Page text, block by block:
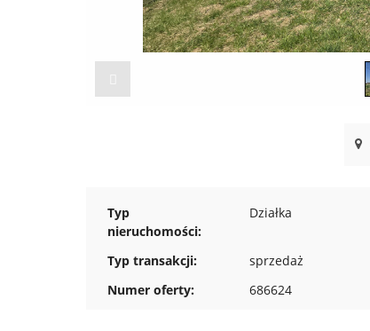
Typ
nieruchomości:
Działka
Typ transakcji: sprzedaż
Numer oferty:
686624